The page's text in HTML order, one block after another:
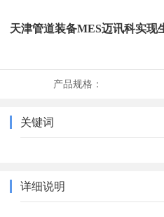
天津管道装备MES迈讯科实现
产品规格：
关键词
详细说明